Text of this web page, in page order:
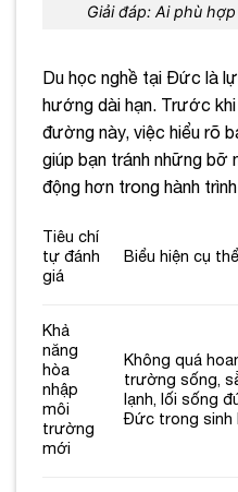
Giải đáp: Ai phù
Du học nghề tại Đức là
hướng dài hạn. Trước
đường này, việc hiểu rõ
giúp bạn tránh những bỡ
động hơn trong hành
Tiêu chí
tự đánh
giá
Biểu hiện cụ thể
Khả
năng
hòa
nhập
môi
trường
mới
Không quá
trường sống,
lạnh, lối sống
Đức trong sinh